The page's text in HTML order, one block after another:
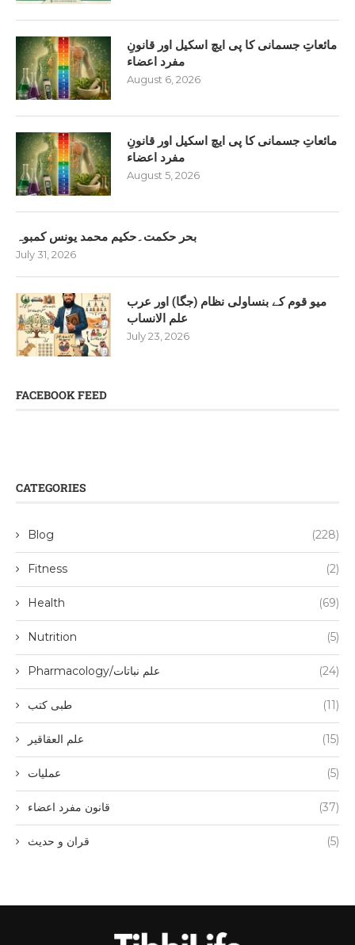
مائعاتِ جسمانی کا پی ایچ اسکیل اور قانونِ
مفرد اعضاء
August 6, 2026
مائعاتِ جسمانی کا پی ایچ اسکیل اور قانونِ
مفرد اعضاء
August 5, 2026
بحر حکمت۔حکیم محمد یونس کمبوہ
July 31, 2026
میو قوم کے بنساولی نظام (جگا) اور عرب
علم الانساب
July 23, 2026
FACEBOOK FEED
CATEGORIES
Blog (228)
Fitness (2)
Health (69)
Nutrition (5)
Pharmacology/علم نباتات (24)
طبی کتب (11)
علم العقاقیر (15)
عملیات (5)
قانون مفرد اعضاء (37)
قران و حدیث (5)